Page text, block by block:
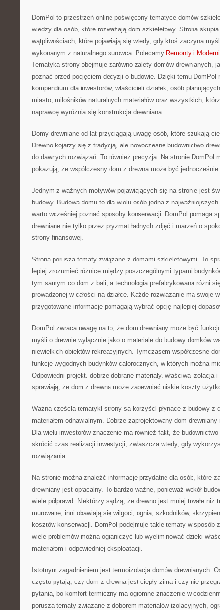
DomPol to przestrzeń online poświęcony tematyce domów
wiedzy dla osób, które rozważają dom szkieletowy. Strona
wątpliwościach, które pojawiają się wtedy, gdy ktoś zaczyna
wykonanym z naturalnego surowca. Polecamy Remonty i
Tematyka strony obejmuje zarówno zalety domów drewnianych,
poznać przed podjęciem decyzji o budowie. Dzięki temu DomPol
kompendium dla inwestorów, właścicieli działek, osób
miasto, miłośników naturalnych materiałów oraz wszystkich,
naprawdę wyróżnia się konstrukcja drewniana.
Domy drewniane od lat przyciągają uwagę osób, które szukają
Drewno kojarzy się z tradycją, ale nowoczesne budownictwo
do dawnych rozwiązań. To również precyzja. Na stronie DomPol
pokazują, że współczesny dom z drewna może być
Jednym z ważnych motywów pojawiających się na stronie jest
budowy. Budowa domu to dla wielu osób jedna z
warto wcześniej poznać sposoby konserwacji. DomPol pomaga
drewniane nie tylko przez pryzmat ładnych zdjęć i marzeń o
strony finansowej.
Strona porusza tematy związane z domami szkieletowymi. To
lepiej zrozumieć różnice między poszczególnymi typami
tym samym co dom z bali, a technologia prefabrykowana różni
prowadzonej w całości na działce. Każde rozwiązanie ma swoje
przygotowane informacje pomagają wybrać opcję najlepiej
DomPol zwraca uwagę na to, że dom drewniany może być
myśli o drewnie wyłącznie jako o materiale do budowy domków
niewielkich obiektów rekreacyjnych. Tymczasem współczesne
funkcję wygodnych budynków całorocznych, w których można
Odpowiedni projekt, dobrze dobrane materiały, właściwa izolacja
sprawiają, że dom z drewna może zapewniać niskie koszty
Ważną częścią tematyki strony są korzyści płynące z budowy z
materiałem odnawialnym. Dobrze zaprojektowany dom
Dla wielu inwestorów znaczenie ma również fakt, że
skrócić czas realizacji inwestycji, zwłaszcza wtedy, gdy
rozwiązania.
Na stronie można znaleźć informacje przydatne dla osób, które
drewniany jest opłacalny. To bardzo ważne, ponieważ wokół
wiele półprawd. Niektórzy sądzą, że drewno jest mniej trwałe niż
murowane, inni obawiają się wilgoci, ognia, szkodników,
kosztów konserwacji. DomPol podejmuje takie tematy w sposób
wiele problemów można ograniczyć lub wyeliminować dzięki
materiałom i odpowiedniej eksploatacji.
Istotnym zagadnieniem jest termoizolacja domów drewnianych.
często pytają, czy dom z drewna jest ciepły zimą i czy nie
pytania, bo komfort termiczny ma ogromne znaczenie w
porusza tematy związane z doborem materiałów izolacyjnych,